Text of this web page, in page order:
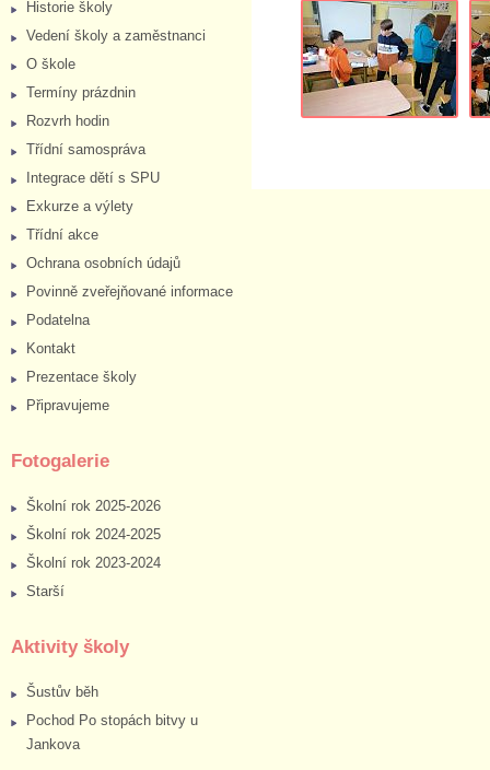
Historie školy
Vedení školy a zaměstnanci
O škole
Termíny prázdnin
Rozvrh hodin
Třídní samospráva
Integrace dětí s SPU
Exkurze a výlety
Třídní akce
Ochrana osobních údajů
Povinně zveřejňované informace
Podatelna
Kontakt
Prezentace školy
Připravujeme
Fotogalerie
Školní rok 2025-2026
Školní rok 2024-2025
Školní rok 2023-2024
Starší
Aktivity školy
Šustův běh
Pochod Po stopách bitvy u
Jankova